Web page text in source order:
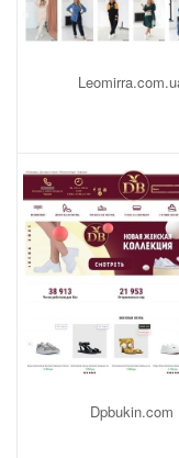
Dpbukin.com